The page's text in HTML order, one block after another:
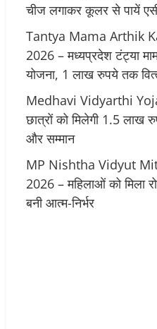
चीज लगाकर कूलर से पायें
Tantya Mama Arthik
2026 – मध्‍यप्रदेश टंट्या
योजना, 1 लाख रुपये तक
Medhavi Vidyarthi
छात्रों को मिलेगी 1.5 लाख
और सम्मान
MP Nishtha Vidyut
2026 – महिलाओं को मिला
बनी आत्म-निर्भर